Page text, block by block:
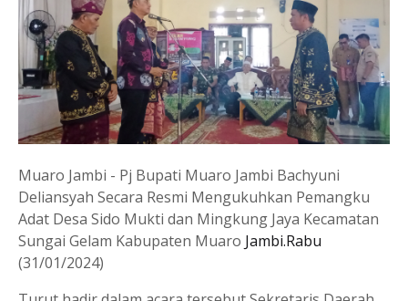
Muaro Jambi - Pj Bupati Muaro Jambi Bachyuni
Deliansyah Secara Resmi Mengukuhkan Pemangku
Adat Desa Sido Mukti dan Mingkung Jaya Kecamatan
Sungai Gelam Kabupaten Muaro Jambi.Rabu
(31/01/2024)